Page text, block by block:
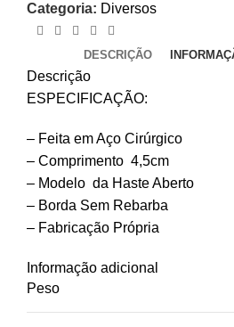
Categoria: Diversos
DESCRIÇÃO
Descrição
ESPECIFICAÇÃO:
– Feita em Aço Cirúrgico
– Comprimento 4,5cm
– Modelo da Haste Aberto
– Borda Sem Rebarba
– Fabricação Própria
Informação adicional
Peso